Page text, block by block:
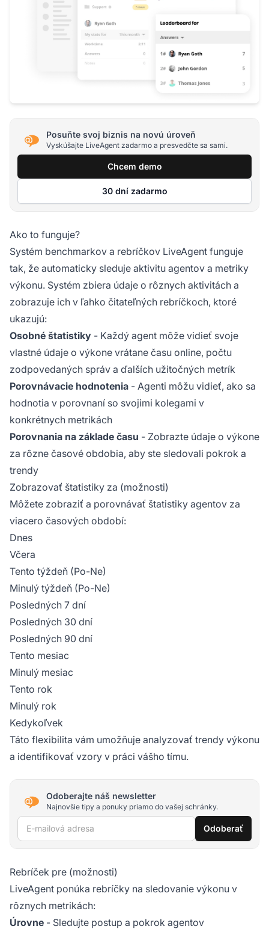
Posuňte svoj biznis na novú úroveň
Vyskúšajte LiveAgent zadarmo a presvedčte sa sami.
Chcem demo
30 dní zadarmo
Ako to funguje?
Systém benchmarkov a rebríčkov LiveAgent funguje
tak, že automaticky sleduje aktivitu agentov a metriky
výkonu. Systém zbiera údaje o rôznych aktivitách a
zobrazuje ich v ľahko čitateľných rebríčkoch, ktoré
ukazujú:
Osobné štatistiky - Každý agent môže vidieť svoje
vlastné údaje o výkone vrátane času online, počtu
zodpovedaných správ a ďalších užitočných metrík
Porovnávacie hodnotenia - Agenti môžu vidieť, ako sa
hodnotia v porovnaní so svojimi kolegami v
konkrétnych metrikách
Porovnania na základe času - Zobrazte údaje o výkone
za rôzne časové obdobia, aby ste sledovali pokrok a
trendy
Zobrazovať štatistiky za (možnosti)
Môžete zobraziť a porovnávať štatistiky agentov za
viacero časových období:
Dnes
Včera
Tento týždeň (Po-Ne)
Minulý týždeň (Po-Ne)
Posledných 7 dní
Posledných 30 dní
Posledných 90 dní
Tento mesiac
Minulý mesiac
Tento rok
Minulý rok
Kedykoľvek
Táto flexibilita vám umožňuje analyzovať trendy výkonu
a identifikovať vzory v práci vášho tímu.
Odoberajte náš newsletter
Najnovšie tipy a ponuky priamo do vašej schránky.
E-mailová adresa Odoberať
Rebríček pre (možnosti)
LiveAgent ponúka rebríčky na sledovanie výkonu v
rôznych metrikách:
Úrovne - Sledujte postup a pokrok agentov